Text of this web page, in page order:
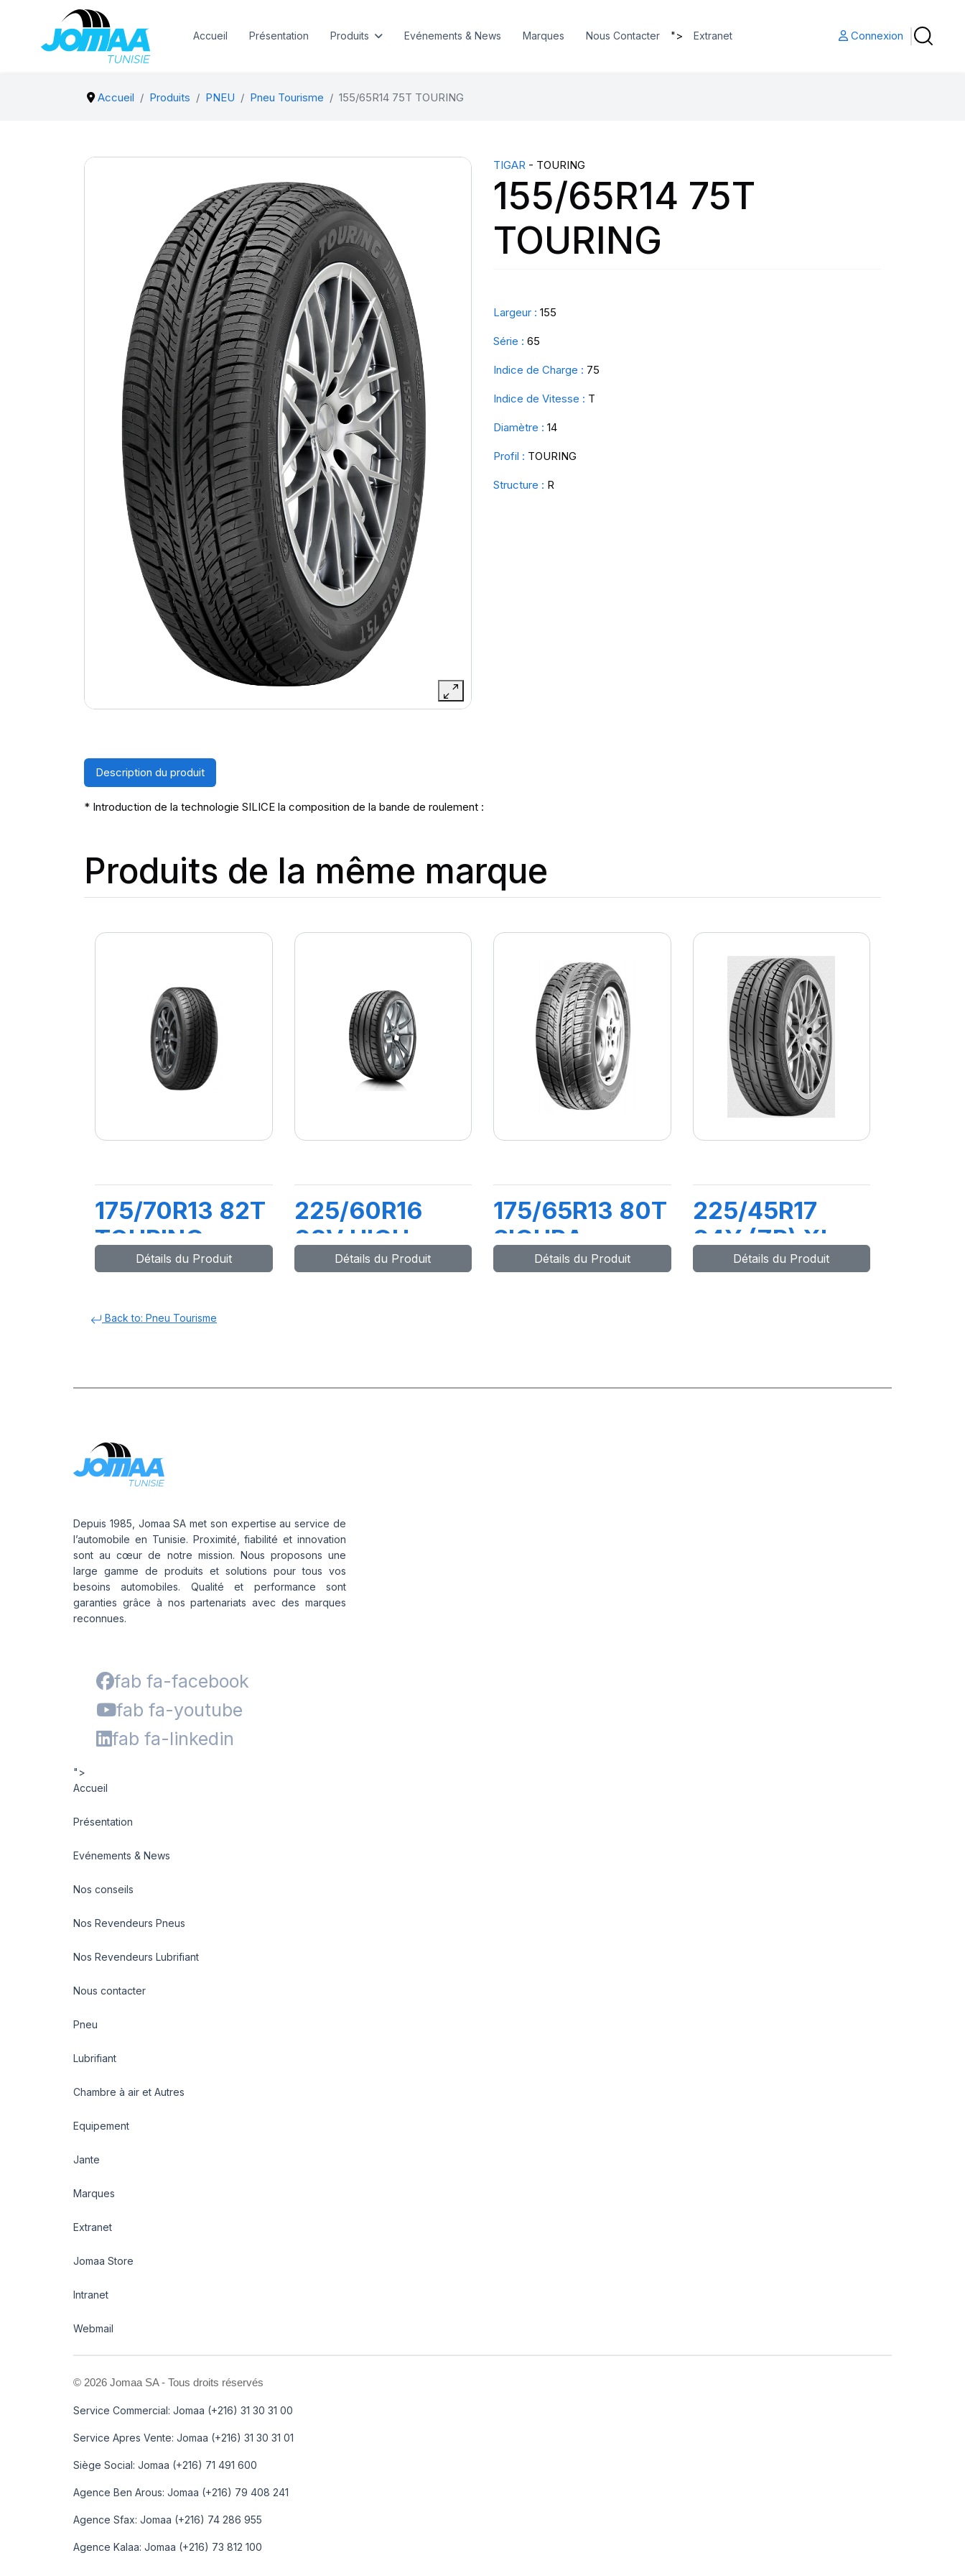
Accueil Présentation Produits Evénements & News Marques Nous Contacter "> Extranet Connexion
Accueil Produits PNEU Pneu Tourisme 155/65R14 75T TOURING
TIGAR - TOURING
155/65R14 75T
TOURING
Largeur : 155
Série : 65
Indice de Charge : 75
Indice de Vitesse : T
Diamètre : 14
Profil : TOURING
Structure : R
Description du produit
* Introduction de la technologie SILICE la composition de la bande de roulement :
Produits de la même marque
175/70R13 82T
TOURING
Détails du Produit
225/60R16
98V HIGH
PERFORMANCE
Détails du Produit
175/65R13 80T
SIGURA
Détails du Produit
225/45R17
94Y (ZR) XL
ULTRA HIGH
Détails du Produit
Back to: Pneu Tourisme
Depuis 1985, Jomaa SA met son expertise au service de
l’automobile en Tunisie. Proximité, fiabilité et innovation
sont au cœur de notre mission. Nous proposons une
large gamme de produits et solutions pour tous vos
besoins automobiles. Qualité et performance sont
garanties grâce à nos partenariats avec des marques
reconnues.
fab fa-facebook
fab fa-youtube
fab fa-linkedin
">
Accueil
Présentation
Evénements & News
Nos conseils
Nos Revendeurs Pneus
Nos Revendeurs Lubrifiant
Nous contacter
Pneu
Lubrifiant
Chambre à air et Autres
Equipement
Jante
Marques
Extranet
Jomaa Store
Intranet
Webmail
© 2026 Jomaa SA - Tous droits réservés
Service Commercial: Jomaa (+216) 31 30 31 00
Service Apres Vente: Jomaa (+216) 31 30 31 01
Siège Social: Jomaa (+216) 71 491 600
Agence Ben Arous: Jomaa (+216) 79 408 241
Agence Sfax: Jomaa (+216) 74 286 955
Agence Kalaa: Jomaa (+216) 73 812 100